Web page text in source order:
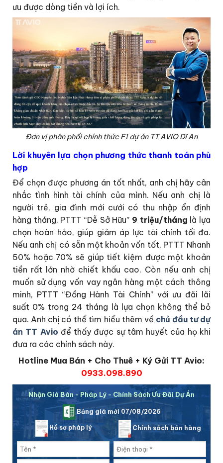
ưu được dòng tiền và lợi ích.
Đơn vị phân phối chính thức F1 dự án TT AVIO Dĩ An
Lời khuyên lựa chọn phương thức thanh toán phù
hợp
Để chọn được phương án tốt nhất, anh chị hãy cân
nhắc tình hình tài chính của mình. Nếu anh chị là
người trẻ, gia đình mới cưới có thu nhập ổn định
hàng tháng, PTTT “Dễ Sở Hữu” 9 triệu/tháng là lựa
chọn hoàn hảo, giúp giảm áp lực tài chính tối đa.
Nếu anh chị có sẵn một khoản vốn tốt, PTTT Nhanh
50% hoặc 70% sẽ giúp tiết kiệm được một khoản
tiền rất lớn nhờ chiết khấu cao. Còn nếu anh chị
muốn sử dụng vốn vay ngân hàng một cách thông
minh, PTTT “Đồng Hành Tài Chính” với ưu đãi lãi
suất 0% trong 24 tháng là lựa chọn không thể bỏ
qua. Anh chị có thể tìm hiểu thêm về chủ đầu tư dự
án TT Avio để thấy được sự tâm huyết của họ khi
đưa ra các chính sách này.
Hotline Mua Bán + Cho Thuê + Ký Gửi TT Avio:
0933.098.890
Nhận Giá Bán - Pháp Lý - Chính Sách Ưu Đãi Dự Án
Bảng giá mới 07/08/2026
Hồ sơ pháp lý Chính sách bán hàng